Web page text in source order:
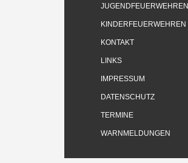
JUGENDFEUERWEHREN
KINDERFEUERWEHREN
KONTAKT
LINKS
IMPRESSUM
DATENSCHUTZ
TERMINE
WARNMELDUNGEN